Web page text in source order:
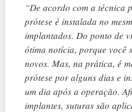
“De acordo com a
prótese é instalada no
implantados. Do ponto de
ótima notícia, porque você
novos. Mas, na prática, é
prótese por alguns dias e
um dia após a operação.
implantes, suturas são